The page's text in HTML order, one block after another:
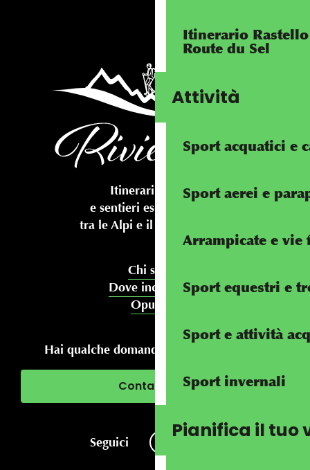
Itinerario Rastello
Route du Sel
Attività
Sport acquatici e
Sport aerei e
Arrampicate e vie
Sport equestri e
Sport e attività
Sport invernali
Pianifica il tuo
Itinerari ciclabili
e sentieri escursionistici
tra le Alpi e il Mediterraneo
Chi siamo
Dove incontrarci
Opuscoli
Hai qualche domanda sul tuo soggiorno?
Contattaci
Seguici